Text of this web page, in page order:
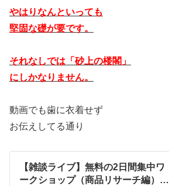
やはりなんといっても
堅固な礎が要です。
それなしでは「砂上の楼閣」
にしかなりません。
動画でも歯に衣着せず
お伝えしてる通り
【雑談ライブ】無料の2日間集中ワ
ークショップ（商品リサーチ編）の